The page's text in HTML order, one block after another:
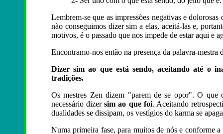
Lembrem-se que as impressões negativas e
não conseguimos dizer sim a elas, aceitá-las e,
motivos, é o passado que nos impede de estar aqui e
Encontramo-nos então na presença da palavra-
Dizer sim ao que está sendo, aceitando até o
tradições.
Os mestres Zen dizem "parem de se opor". O que
necessário dizersim ao que foi. Aceitando
dualidades se dissipam, os vestígios do karma se
Numa primeira fase, para muitos de nós e conforme